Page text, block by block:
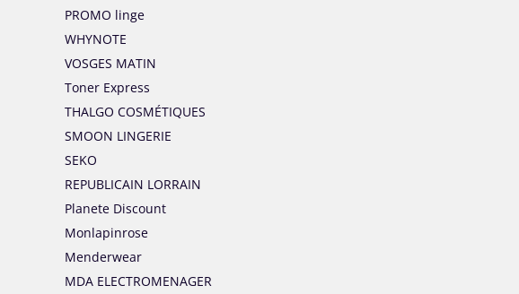
PROMO linge
WHYNOTE
VOSGES MATIN
Toner Express
THALGO COSMÉTIQUES
SMOON LINGERIE
SEKO
REPUBLICAIN LORRAIN
Planete Discount
Monlapinrose
Menderwear
MDA ELECTROMENAGER